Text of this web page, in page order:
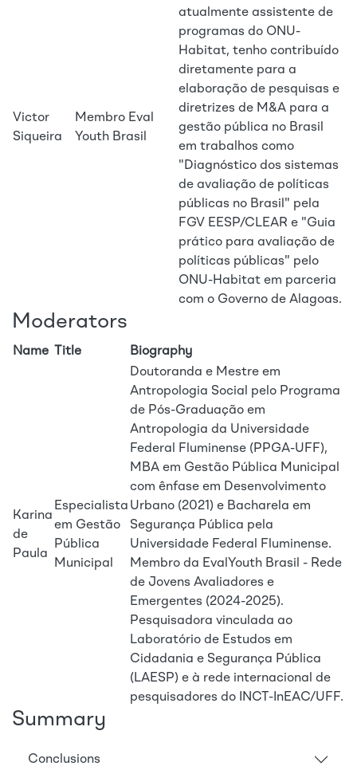
Victor
Siqueira
Membro Eval
Youth Brasil
atualmente assistente de
programas do ONU-
Habitat, tenho contribuído
diretamente para a
elaboração de pesquisas e
diretrizes de M&A para a
gestão pública no Brasil
em trabalhos como
"Diagnóstico dos sistemas
de avaliação de políticas
públicas no Brasil" pela
FGV EESP/CLEAR e "Guia
prático para avaliação de
políticas públicas" pelo
ONU-Habitat em parceria
com o Governo de Alagoas.
Moderators
Name Title Biography
Karina
de
Paula
Especialista
em Gestão
Pública
Municipal
Doutoranda e Mestre em
Antropologia Social pelo Programa
de Pós-Graduação em
Antropologia da Universidade
Federal Fluminense (PPGA-UFF),
MBA em Gestão Pública Municipal
com ênfase em Desenvolvimento
Urbano (2021) e Bacharela em
Segurança Pública pela
Universidade Federal Fluminense.
Membro da EvalYouth Brasil - Rede
de Jovens Avaliadores e
Emergentes (2024-2025).
Pesquisadora vinculada ao
Laboratório de Estudos em
Cidadania e Segurança Pública
(LAESP) e à rede internacional de
pesquisadores do INCT-InEAC/UFF.
Summary
Conclusions